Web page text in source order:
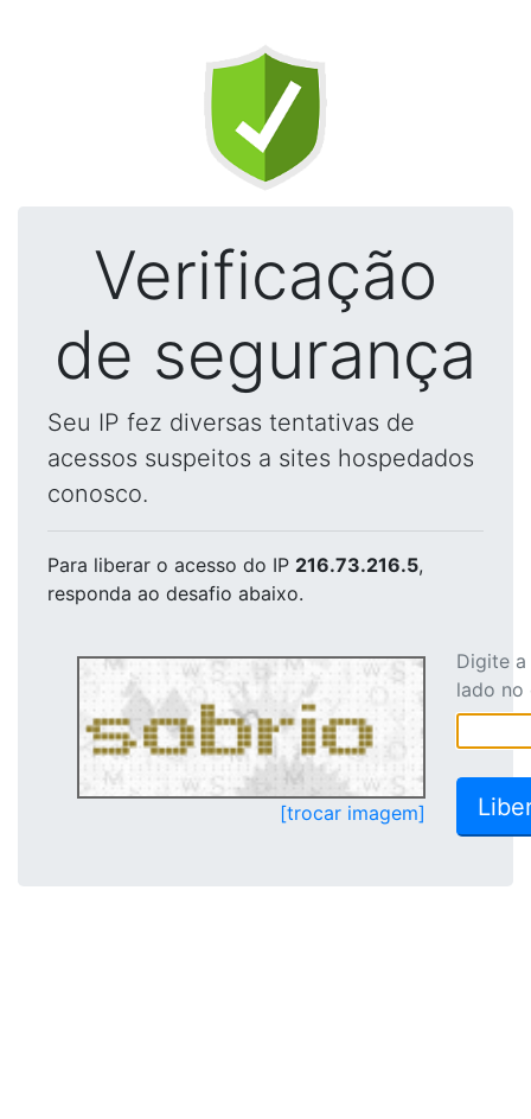
Verificação
de segurança
Seu IP fez diversas tentativas de
acessos suspeitos a sites hospedados
conosco.
Para liberar o acesso do IP 216.73.216.5,
responda ao desafio abaixo.
[trocar imagem]
Digite
lado no